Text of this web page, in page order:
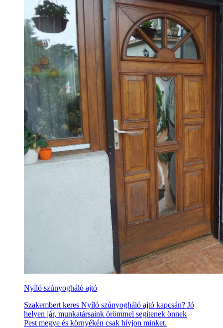
Nyíló szúnyogháló ajtó
Szakembert keres Nyíló szúnyogháló ajtó kapcsán? Jó
helyen jár, munkatársaink örömmel segítenek önnek
Pest megye és környékén csak hívjon minket.